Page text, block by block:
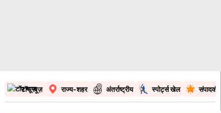
टॉप न्यूज़ राज्य-शहर अंतर्राष्ट्रीय स्पोर्ट्स खेल